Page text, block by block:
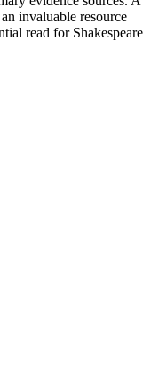
invaluable resource
read for Shakespeare